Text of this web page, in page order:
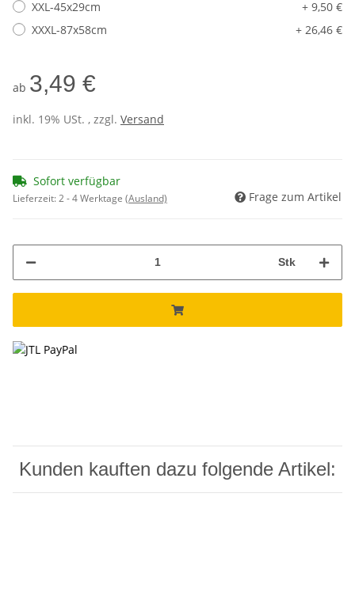
XXL-45x29cm
+ 9,50 €
XXXL-87x58cm
+ 26,46 €
ab 3,49 €
inkl. 19% USt. , zzgl. Versand
Sofort verfügbar
Lieferzeit:2 - 4 Werktage (Ausland) Frage zum Artikel
Stk
Kunden kauften dazu folgende Artikel: